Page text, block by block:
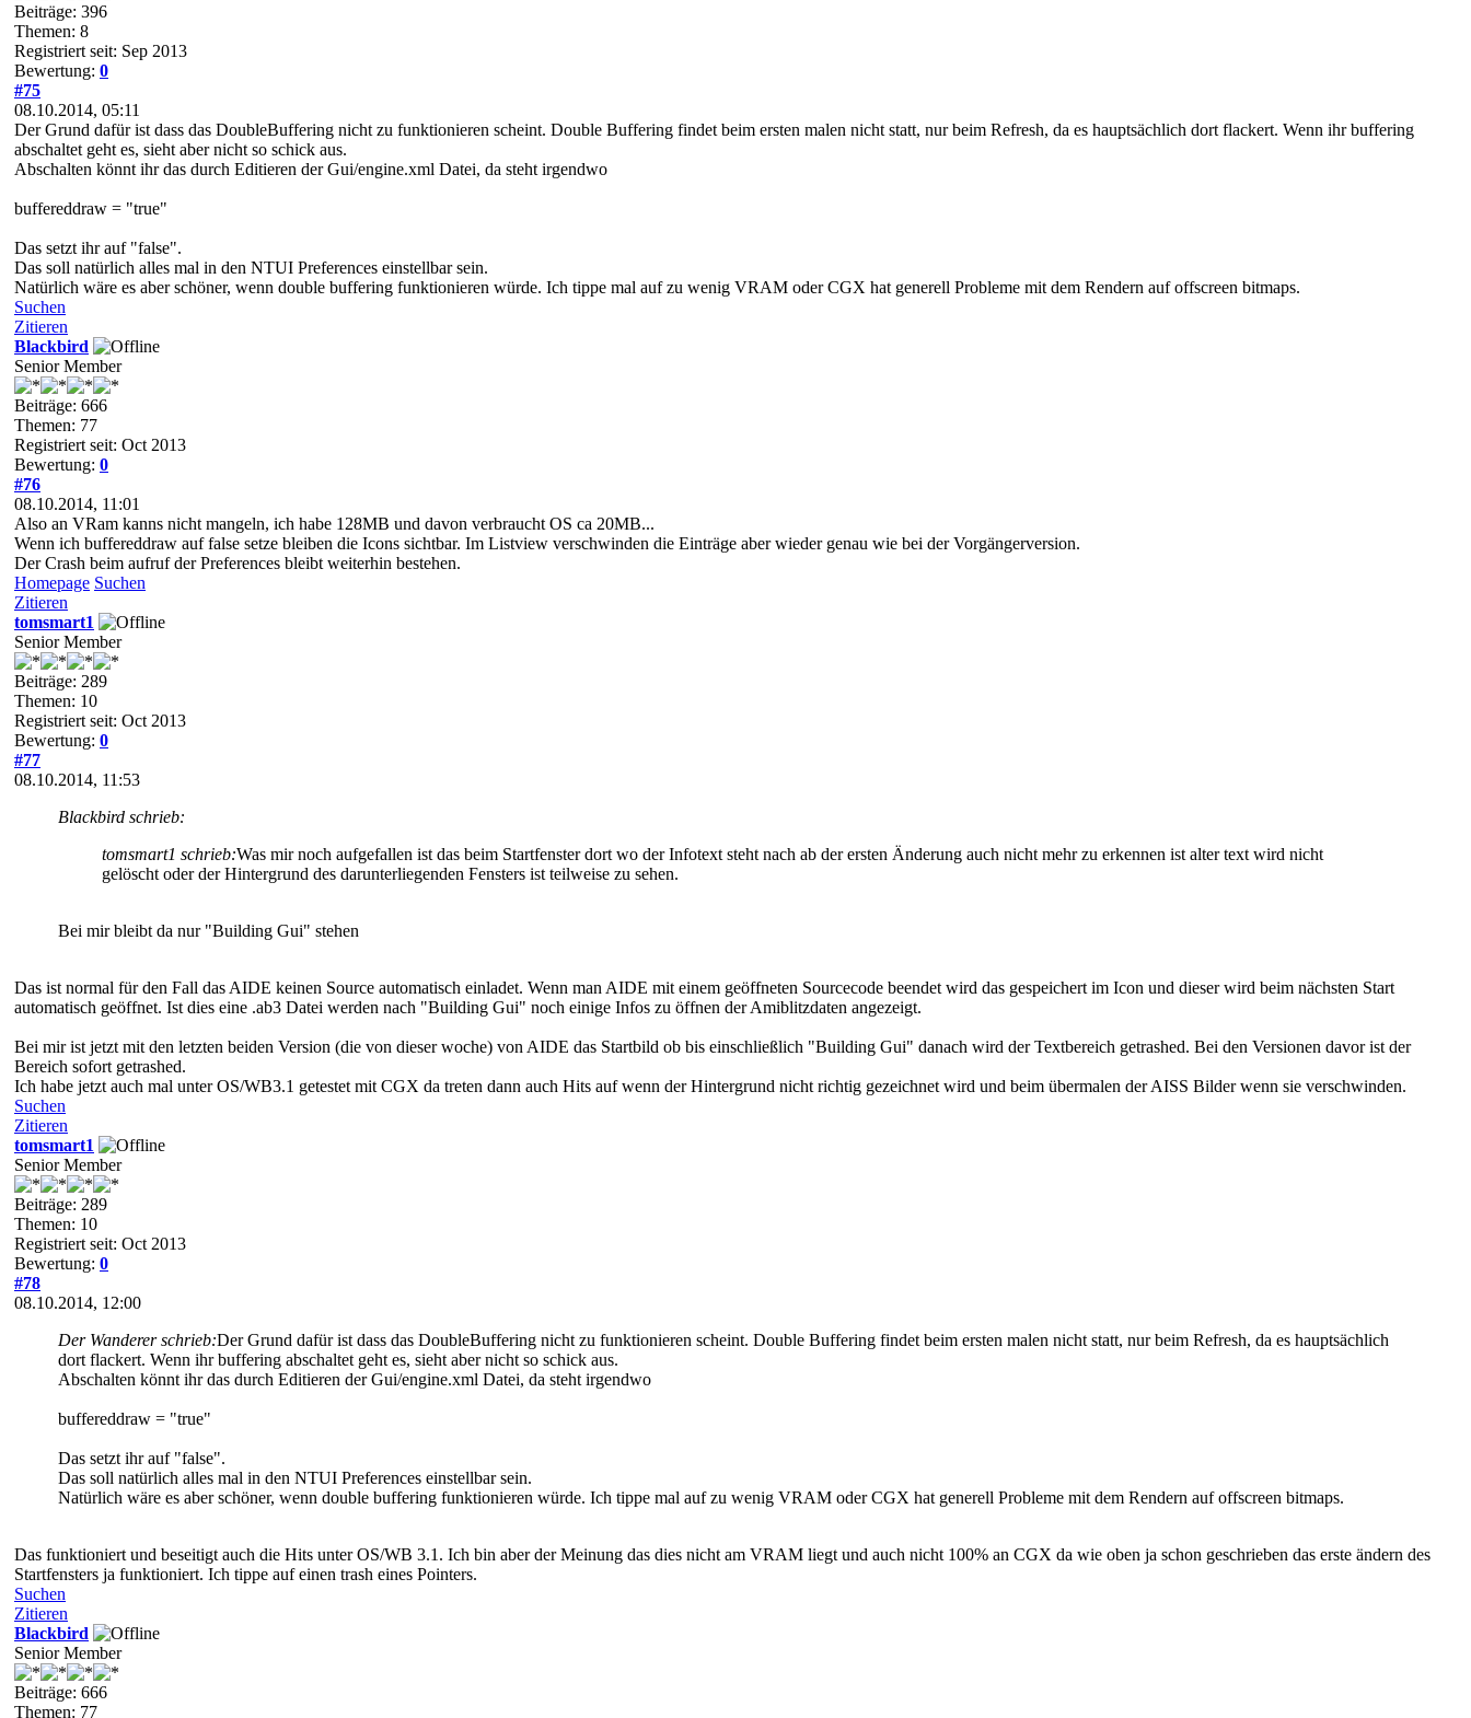
Beiträge: 396
Themen: 8
Registriert seit: Sep 2013
Bewertung: 0
#75
08.10.2014, 05:11
Der Grund dafür ist dass das DoubleBuffering nicht zu funktionieren scheint. Double Buffering findet beim ersten malen nicht statt, nur beim Refresh, da es hauptsächlich dort flackert. Wenn ihr buffering
abschaltet geht es, sieht aber nicht so schick aus.
Abschalten könnt ihr das durch Editieren der Gui/engine.xml Datei, da steht irgendwo
buffereddraw = "true"
Das setzt ihr auf "false".
Das soll natürlich alles mal in den NTUI Preferences einstellbar sein.
Natürlich wäre es aber schöner, wenn double buffering funktionieren würde. Ich tippe mal auf zu wenig VRAM oder CGX hat generell Probleme mit dem Rendern auf offscreen bitmaps.
Suchen
Zitieren
Blackbird
Senior Member
Beiträge: 666
Themen: 77
Registriert seit: Oct 2013
Bewertung: 0
#76
08.10.2014, 11:01
Also an VRam kanns nicht mangeln, ich habe 128MB und davon verbraucht OS ca 20MB...
Wenn ich buffereddraw auf false setze bleiben die Icons sichtbar. Im Listview verschwinden die Einträge aber wieder genau wie bei der Vorgängerversion.
Der Crash beim aufruf der Preferences bleibt weiterhin bestehen.
Homepage Suchen
Zitieren
tomsmart1
Senior Member
Beiträge: 289
Themen: 10
Registriert seit: Oct 2013
Bewertung: 0
#77
08.10.2014, 11:53
Blackbird schrieb:
tomsmart1 schrieb:Was mir noch aufgefallen ist das beim Startfenster dort wo der Infotext steht nach ab der ersten Änderung auch nicht mehr zu erkennen ist alter text wird nicht
gelöscht oder der Hintergrund des darunterliegenden Fensters ist teilweise zu sehen.
Bei mir bleibt da nur "Building Gui" stehen
Das ist normal für den Fall das AIDE keinen Source automatisch einladet. Wenn man AIDE mit einem geöffneten Sourcecode beendet wird das gespeichert im Icon und dieser wird beim nächsten Start
automatisch geöffnet. Ist dies eine .ab3 Datei werden nach "Building Gui" noch einige Infos zu öffnen der Amiblitzdaten angezeigt.
Bei mir ist jetzt mit den letzten beiden Version (die von dieser woche) von AIDE das Startbild ob bis einschließlich "Building Gui" danach wird der Textbereich getrashed. Bei den Versionen davor ist der
Bereich sofort getrashed.
Ich habe jetzt auch mal unter OS/WB3.1 getestet mit CGX da treten dann auch Hits auf wenn der Hintergrund nicht richtig gezeichnet wird und beim übermalen der AISS Bilder wenn sie verschwinden.
Suchen
Zitieren
tomsmart1
Senior Member
Beiträge: 289
Themen: 10
Registriert seit: Oct 2013
Bewertung: 0
#78
08.10.2014, 12:00
Der Wanderer schrieb:Der Grund dafür ist dass das DoubleBuffering nicht zu funktionieren scheint. Double Buffering findet beim ersten malen nicht statt, nur beim Refresh, da es hauptsächlich
dort flackert. Wenn ihr buffering abschaltet geht es, sieht aber nicht so schick aus.
Abschalten könnt ihr das durch Editieren der Gui/engine.xml Datei, da steht irgendwo
buffereddraw = "true"
Das setzt ihr auf "false".
Das soll natürlich alles mal in den NTUI Preferences einstellbar sein.
Natürlich wäre es aber schöner, wenn double buffering funktionieren würde. Ich tippe mal auf zu wenig VRAM oder CGX hat generell Probleme mit dem Rendern auf offscreen bitmaps.
Das funktioniert und beseitigt auch die Hits unter OS/WB 3.1. Ich bin aber der Meinung das dies nicht am VRAM liegt und auch nicht 100% an CGX da wie oben ja schon geschrieben das erste ändern des
Startfensters ja funktioniert. Ich tippe auf einen trash eines Pointers.
Suchen
Zitieren
Blackbird
Senior Member
Beiträge: 666
Themen: 77